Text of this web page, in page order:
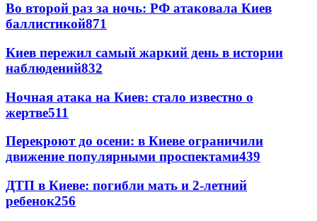
Во второй раз за ночь: РФ атаковала Киев
баллистикой871
Киев пережил самый жаркий день в истории
наблюдений832
Ночная атака на Киев: стало известно о
жертве511
Перекроют до осени: в Киеве ограничили
движение популярными проспектами439
ДТП в Киеве: погибли мать и 2-летний
ребенок256